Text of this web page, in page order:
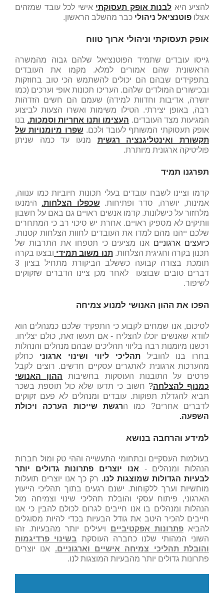
להציע היא לבנות אופק תעסוקתי אישי לכל עובד שמזהים
אצלו פוטנציאל ניהולי כבר מהשלב הראשון.
אופק תעסוקתי וניהולי ארוך טווח
גייסו עובדים שתמיד הפוטנציאל שלהם גבוה מהמשרה
הראשונית שהם אמורים למלא. מקמו את העובדים
בתפקידים שבהם הם יכולים להשתמש הכי טוב בחוזקות
ובכישורים המולדים שלהם. העריכו תכונות אופי וערכים (כמו
יושרה, אדיבות וחדוות למידה) שעמם הם חשים הזדהות
רבה, באופן יצירתי. הטילו משימות ואשרו הצעות לביצוע
המגיעות מצד העובדים. העצימו ותנו אחריות וסמכות. בנו
אופק תעסוקתי המשותף לעובד ולכם.שפרו מיומנויות של
תקשורת ואינטליגנציה רגשית מנעו עד כמה שניתן
פוליטיקה ארגונית מיותרת.
תפרגנו תמיד
קדמו וציינו לשבח עובדים בעלי תכונות חיוביות כמו ענווה,
אמינות, יושרה, סדר ופתיחות.שכפלו הצלחות.
הימנעו
מלחזור על כישלונות. קדמו אנשים ראויים גם באם על חשבון
וותיקים לא מספיק ראויים. אחרת יש סיכוי רב כי המתחרים
שלכם ייהנו מהם למדו את העובדים לחוות הצלחות קטנות.
כיועצים ארגוניים אנו מציעים כי תטפחו את התרבות של
תכנון בקרה וחגיגית הצלחות.תנו משוב תמידי ובצעו בקרה
תומכת בצורה קבועה כששלב הביקורת מתחיל בציון 3
דברים טובים שבוצעו לאחר מכן ציינו הדברים שזקוקים
לשיפור.
הפכו את ההון האנושי למנוע צמיחה
לסיכום, אנו שמחים לקבוע כי התפקיד שלכם כמנהלים הוא
לוודא שאנשים יוכלו להצליח - אם תעשו זאת, כולם יצליחו.
רכשנו מיומנות רבה בליווי תהליכים שבהם מנהלים והנהלות
בחרו בנו להוביל תהליכי ליווי ושינוי ארגוני כחלק
מהערכות ארגונית לאתגרים עסקיים חדשים. רוצים לקבל
פרטים על התובנות העוסקות בחשיבות ההון האנושי
כמנוף להצלחה? חשוב כי תדעו שלא כול תוספת בשכר
תביא להגדלת תפוקות. עובדים ומנהלים לא פעם זקוקים
לדברים אחרים? כמו הרגשת שייכות הערכה ויכולת
השפעה.
למידע והרחבה בנושא
בעולמות העסקיים ובתחומי התעשייה וההי טק ומול חברות
הנהלות ומנהלים - אנו יוצרים פתרונות גדולים יותר
לבעיות הגדולות שמוצגות לנו. רק כך אנו יוצרים תועלות
מוחשיות וערך ללקוחות. ישנם רגעים בתוך תהליכי הייעוץ
הארגוני, פיתוח עסקי והובלת תהליכי שינוי וצמיחה מול
הנהלות ומנהלים בו אנו חייבים לגרום לכולם להבין כי אנו
חייבים להכיר היטב את גודל הבעיות בכדי להיות מסוגלים
להביאפתרונות אפקטיביים ויעילים יותר מהבעיות. זהו
השוני המהותי שלנו כחברה העוסקת בשינוי פרדיגמות
והובלת תהליכי צמיחה אישיים וארגוניים. אנו יוצרים
פתרונות גדולים יותר מהבעיות המוצגות לנו.